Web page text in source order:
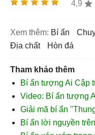
4,9
Xem thêm: bí ẩn
địa chất
hòn đá
Tham khảo thêm
Bí ẩn tượng Ai Cập
Video: Bí ẩn tượng
Giải mã bí ẩn
Bí ẩn lời nguyền